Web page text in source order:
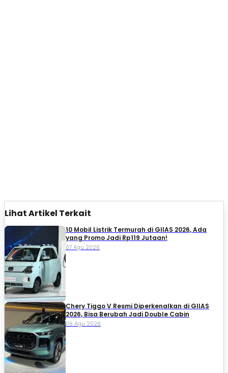
Lihat Artikel Terkait
10 Mobil Listrik Termurah di GIIAS 2026, Ada
yang Promo Jadi Rp119 Jutaan!
07 Agu 2026
Chery Tiggo V Resmi Diperkenalkan di GIIAS
2026, Bisa Berubah Jadi Double Cabin
06 Agu 2026